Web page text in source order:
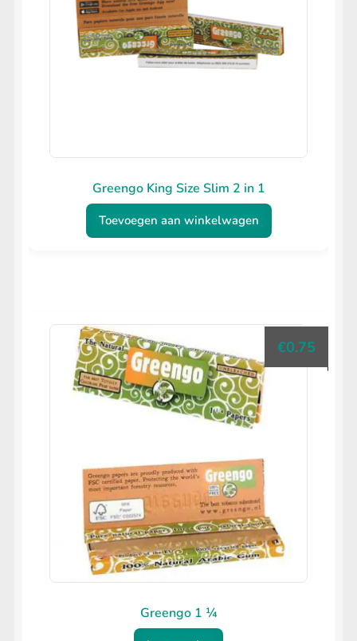
Greengo King Size Slim 2 in 1
Toevoegen aan winkelwagen
Greengo 1 ¼
€0.75